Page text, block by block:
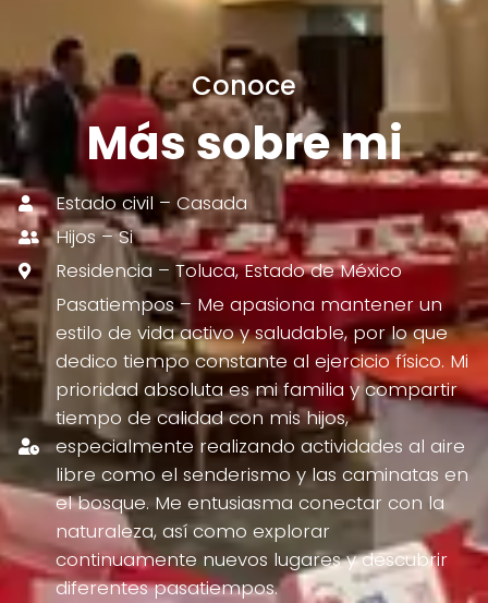
Conoce
Más sobre mi
Estado civil – Casada
Hijos – Si
Residencia – Toluca, Estado de México
Pasatiempos – Me apasiona mantener un
estilo de vida activo y saludable, por lo que
dedico tiempo constante al ejercicio físico. Mi
prioridad absoluta es mi familia y compartir
tiempo de calidad con mis hijos,
especialmente realizando actividades al aire
libre como el senderismo y las caminatas en
el bosque. Me entusiasma conectar con la
naturaleza, así como explorar
continuamente nuevos lugares y descubrir
diferentes pasatiempos.